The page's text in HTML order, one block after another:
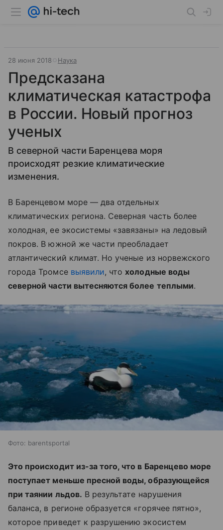
28 июня 2018 Наука
Предсказана
климатическая катастрофа
в России. Новый прогноз
ученых
В северной части Баренцева моря
происходят резкие климатические
изменения.
В Баренцевом море — два отдельных
климатических региона. Северная часть более
холодная, ее экосистемы «завязаны» на ледовый
покров. В южной же части преобладает
атлантический климат. Но ученые из норвежского
города Тромсе выявили, чтохолодные воды
северной части вытесняются более теплыми.
Фото: barentsportal
Это происходит из-за того, что в Баренцево море
поступает меньше пресной воды, образующейся
при таянии льдов. В результате нарушения
баланса, в регионе образуется «горячее пятно»,
которое приведет к разрушению экосистем